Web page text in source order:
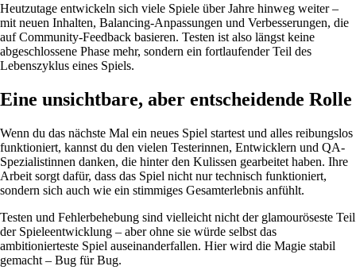
Heutzutage entwickeln sich viele Spiele über Jahre hinweg weiter –
mit neuen Inhalten, Balancing-Anpassungen und Verbesserungen, die
auf Community-Feedback basieren. Testen ist also längst keine
abgeschlossene Phase mehr, sondern ein fortlaufender Teil des
Lebenszyklus eines Spiels.
Eine unsichtbare, aber entscheidende Rolle
Wenn du das nächste Mal ein neues Spiel startest und alles reibungslos
funktioniert, kannst du den vielen Testerinnen, Entwicklern und QA-
Spezialistinnen danken, die hinter den Kulissen gearbeitet haben. Ihre
Arbeit sorgt dafür, dass das Spiel nicht nur technisch funktioniert,
sondern sich auch wie ein stimmiges Gesamterlebnis anfühlt.
Testen und Fehlerbehebung sind vielleicht nicht der glamouröseste Teil
der Spieleentwicklung – aber ohne sie würde selbst das
ambitionierteste Spiel auseinanderfallen. Hier wird die Magie stabil
gemacht – Bug für Bug.